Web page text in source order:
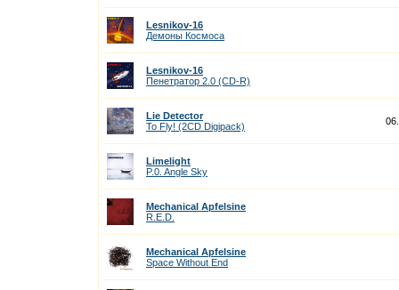
Lesnikov-16
Демоны Космоса
Lesnikov-16
Пенетратор 2.0 (CD-R)
Lie Detector
To Fly! (2CD Digipack)
Limelight
P.0. Angle Sky
Mechanical Apfelsine
R.E.D.
Mechanical Apfelsine
Space Without End